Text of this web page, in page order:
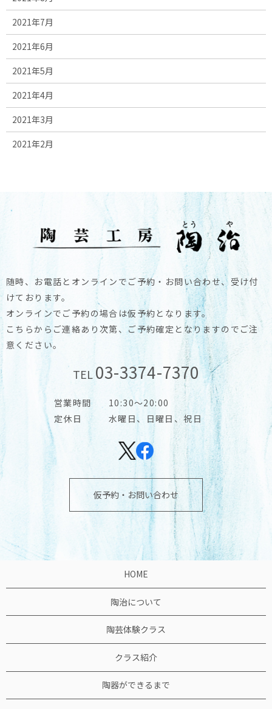
2021年7月
2021年6月
2021年5月
2021年4月
2021年3月
2021年2月
随時、お電話とオンラインでご予約・お問い合わせ、受け付
けております。
オンラインでご予約の場合は仮予約となります。
こちらからご連絡あり次第、ご予約確定となりますのでご注
意ください。
TEL03-3374-7370
営業時間
10:30～20:00
定休日
水曜日、日曜日、祝日
仮予約・お問い合わせ
HOME
陶治について
陶芸体験クラス
クラス紹介
陶器ができるまで